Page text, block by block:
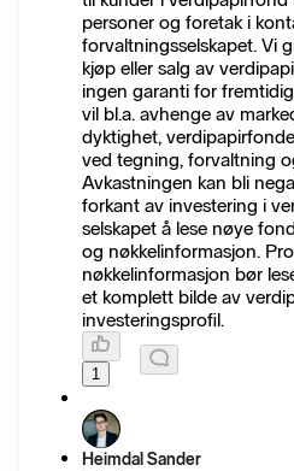
personer og foretak i
forvaltningsselskapet. Vi
kjøp eller salg av
ingen garanti for
vil bl.a. avhenge av
dyktighet,
ved tegning, forvaltning
Avkastningen kan bli
forkant av investering i
selskapet å lese nøye
og nøkkelinformasjon.
nøkkelinformasjon bør
et komplett bilde av
investeringsprofil.
1
Heimdal Sander